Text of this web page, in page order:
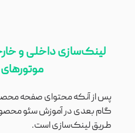
لینک‌سازی داخلی و
پس از آنکه محتوای صفحه
گام بعدی در آموزش سئو
طریق لینک‌سازی است.